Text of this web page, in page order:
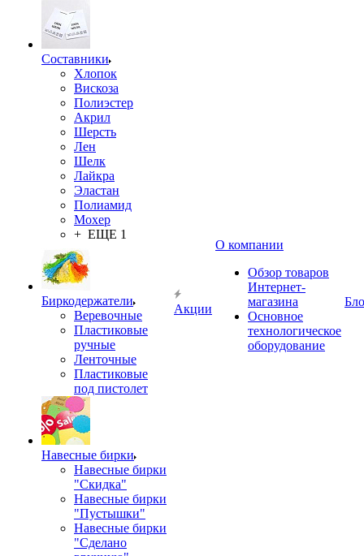
Составники
Хлопок
Вискоза
Полиэстер
Акрил
Шерсть
Лен
Шелк
Лайкра
Эластан
Полиамид
Мохер
+ ЕЩЕ 1
Биркодержатели
Веревочные
Пластиковые
ручные
Ленточные
Пластиковые
под пистолет
Навесные бирки
Навесные бирки
"Скидка"
Навесные бирки
"Пустышки"
Навесные бирки
"Сделано
Акции
О компании
Обзор товаров
Интернет-
магазина
Основное
технологическое
оборудование